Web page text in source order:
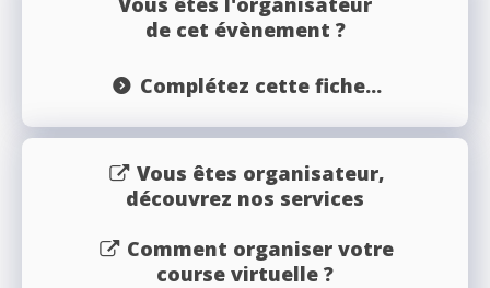
de cet évènement ?
Complétez cette fiche...
Vous êtes organisateur,
découvrez nos services
Comment organiser votre
course virtuelle ?